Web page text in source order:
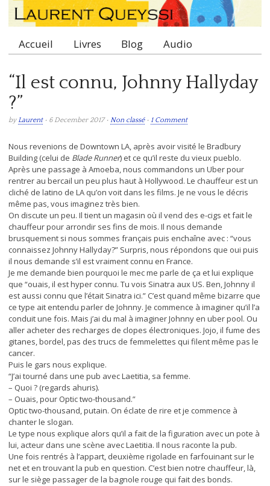
Main menu
Accueil Livres Blog Audio
“Il est connu, Johnny Hallyday
?”
byLaurent• 6 December 2017 • Non classé• 1 Comment
Nous revenions de Downtown LA, après avoir visité le Bradbury
Building (celui de Blade Runner) et ce qu’il reste du vieux pueblo.
Après une passage à Amoeba, nous commandons un Uber pour
rentrer au bercail un peu plus haut à Hollywood. Le chauffeur est un
cliché de latino de LA qu’on voit dans les films. Je ne vous le décris
même pas, vous imaginez très bien.
On discute un peu. Il tient un magasin où il vend des e-cigs et fait le
chauffeur pour arrondir ses fins de mois. Il nous demande
brusquement si nous sommes français puis enchaîne avec : “vous
connaissez Johnny Hallyday?” Surpris, nous répondons que oui puis
il nous demande s’il est vraiment connu en France.
Je me demande bien pourquoi le mec me parle de ça et lui explique
que “ouais, il est hyper connu. Tu vois Sinatra aux US. Ben, Johnny il
est aussi connu que l’était Sinatra ici.” C’est quand même bizarre que
ce type ait entendu parler de Johnny. Je commence à imaginer qu’il l’a
conduit une fois. Mais j’ai du mal à imaginer Johnny en uber pool. Ou
aller acheter des recharges de clopes électroniques. Jojo, il fume des
gitanes, bordel, pas des trucs de femmelettes qui filent même pas le
cancer.
Puis le gars nous explique.
“J’ai tourné dans une pub avec Laetitia, sa femme.
– Quoi ? (regards ahuris).
– Ouais, pour Optic two-thousand.”
Optic two-thousand, putain. On éclate de rire et je commence à
chanter le slogan.
Le type nous explique alors qu’il a fait de la figuration avec un pote à
lui, acteur dans une scène avec Laetitia. Il nous raconte la pub.
Une fois rentrés à l’appart, deuxième rigolade en farfouinant sur le
net et en trouvant la pub en question. C’est bien notre chauffeur, là,
sur le siège passager de la bagnole rouge qui fait des bonds.